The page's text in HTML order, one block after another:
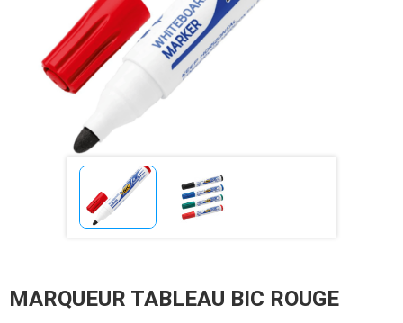
MARQUEUR TABLEAU BIC ROUGE